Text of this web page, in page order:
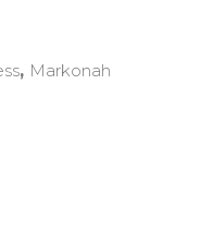
, Markonah